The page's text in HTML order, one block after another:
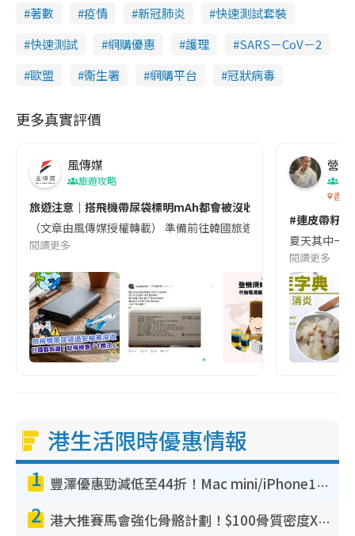
著數 疫情 新冠肺炎
快速測試套裝
快速測試
網購優惠 護理
SARS－CoV－2
歐盟
衞生署 網購平台 冠狀病毒
更多真實評價
風傳媒
旅遊攻略
旅遊注意｜搭飛機帶尿袋標明mAh都會被沒收😱出發前切記檢查
（文章由風傳媒授權轉載） 準備前往韓國旅遊的民眾，近期要
閱讀更多
營養
香港
#連皮帶籽
夏天其中一
閱讀更多
港生活限時優惠情報
1 豐澤優惠勁減低至44折！Mac mini/iPhone17Pro大減價！廚房家電$220起
2 港大推賽馬會強化骨骼計劃！$100骨質密度X光檢查 完成免費運動訓練送超市禮券！附參加資格